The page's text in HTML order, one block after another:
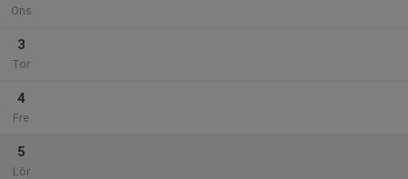
Ons
3
Tor
4
Fre
5
Lör